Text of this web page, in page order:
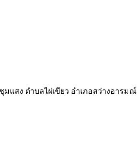
สง ตำบลไผ่เขียว อำเภอสว่างอารมณ์